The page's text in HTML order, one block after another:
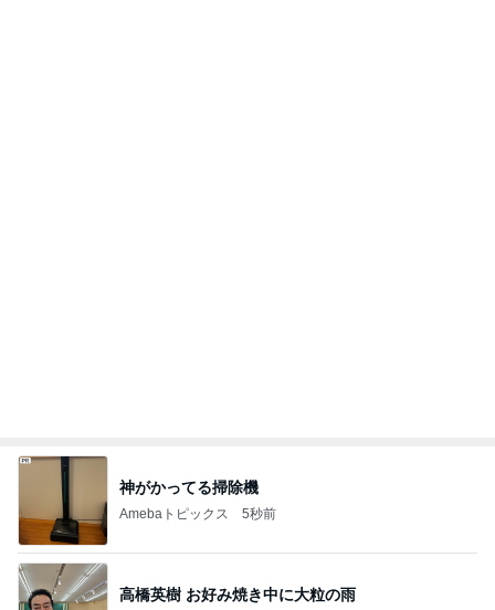
神がかってる掃除機
Amebaトピックス 5秒前
高橋英樹 お好み焼き中に大粒の雨